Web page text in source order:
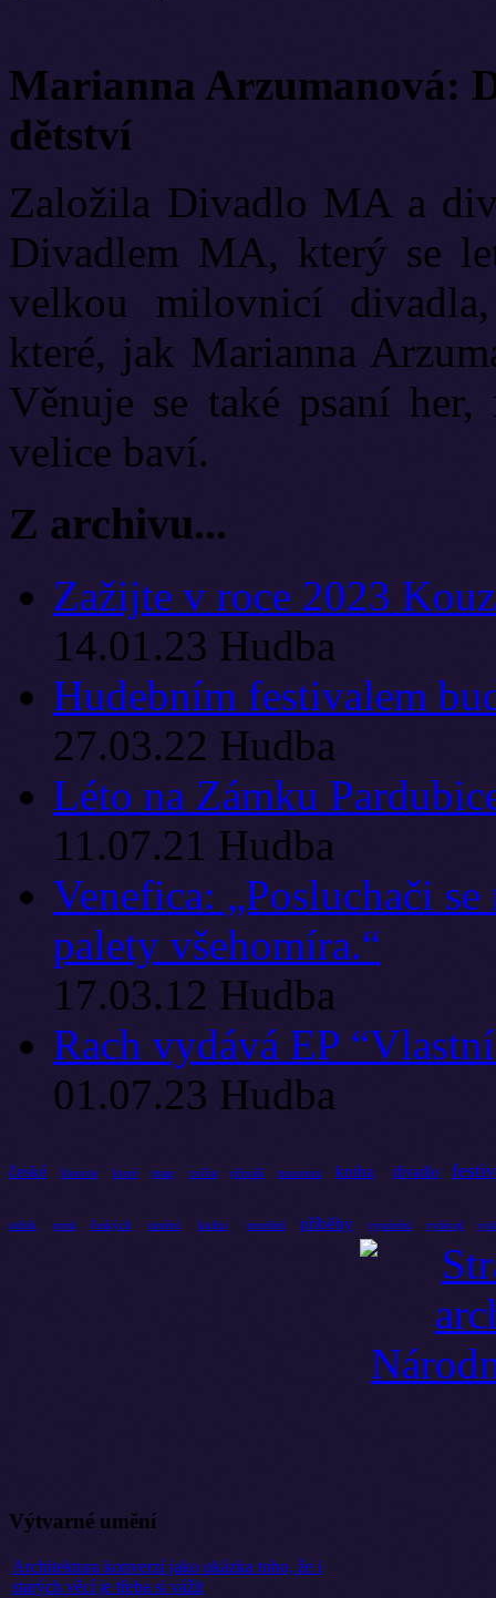
Marianna Arzumanová:
dětství
Založila Divadlo MA a
Divadlem MA, který se
velkou milovnicí
které, jak Marianna
Věnuje se také psaní
velice baví.
Z archivu...
Zažijte v roce 2023
14.01.23 Hudba
Hudebním festivalem
27.03.22 Hudba
Léto na Zámku
11.07.21 Hudba
Venefica: „Posluchači
palety všehomíra.“
17.03.12 Hudba
Rach vydává EP
01.07.23 Hudba
české historie které praze zvířat přináší muzeum kniha divadlo
ročník první českých umění knihu prostředí příběhy vyprávění vydávají
Výtvarné umění
Architektura konverzí jako ukázka toho, že i
starých věcí je třeba si vážit